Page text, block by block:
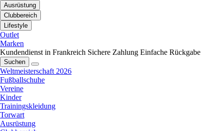
Ausrüstung
Clubbereich
Lifestyle
Outlet
Marken
Kundendienst in Frankreich Sichere Zahlung Einfache Rückgabe
Suchen
Weltmeisterschaft 2026
Fußballschuhe
Vereine
Kinder
Trainingskleidung
Torwart
Ausrüstung